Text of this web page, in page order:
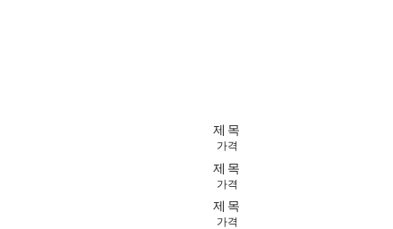
제목
가격
제목
가격
제목
가격